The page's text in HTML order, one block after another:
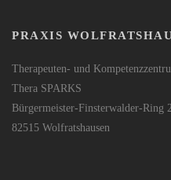
PRAXIS
Therapeuten- und
Thera SPARKS
Bürgermeister-Finsterwalder-Ring
82515 Wolfratshausen